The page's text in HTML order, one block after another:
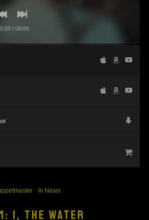
/ 00:00
In News
I, THE WATER